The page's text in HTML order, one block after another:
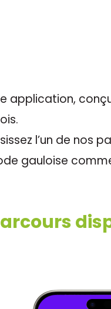
application,
l’un de nos
gauloise